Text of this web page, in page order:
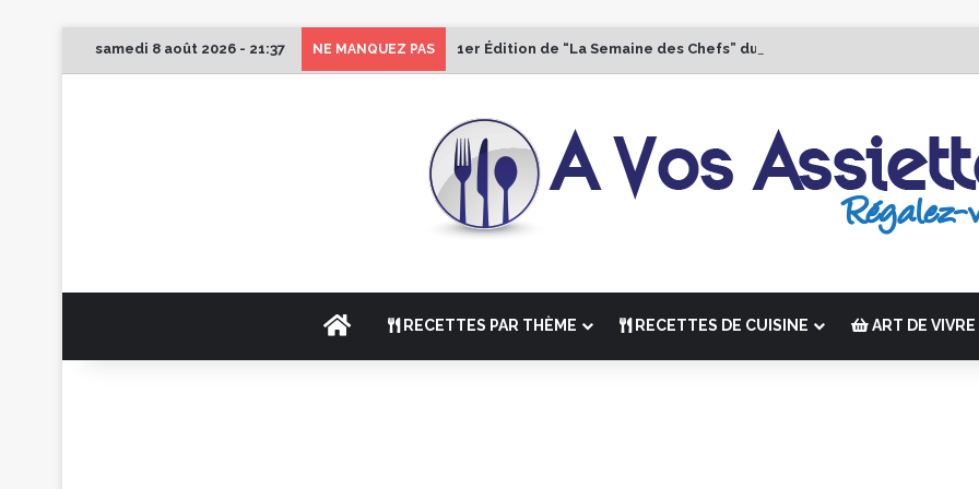
samedi 8 août 2026 - 21:37 NE MANQUEZ PAS 1er Édition de “La Semaine des Chefs” du 19 au 24 octobre 2026
ACCUEILRECETTES PAR THÈME RECETTES DE CUISINE ART DE VIVRE